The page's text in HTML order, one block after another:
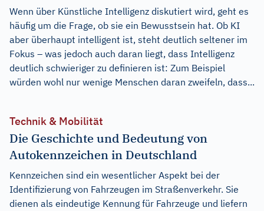
Wenn über Künstliche Intelligenz diskutiert wird, geht es
häufig um die Frage, ob sie ein Bewusstsein hat. Ob KI
aber überhaupt intelligent ist, steht deutlich seltener im
Fokus – was jedoch auch daran liegt, dass Intelligenz
deutlich schwieriger zu definieren ist: Zum Beispiel
würden wohl nur wenige Menschen daran zweifeln, dass...
Technik & Mobilität
Die Geschichte und Bedeutung von
Autokennzeichen in Deutschland
Kennzeichen sind ein wesentlicher Aspekt bei der
Identifizierung von Fahrzeugen im Straßenverkehr. Sie
dienen als eindeutige Kennung für Fahrzeuge und liefern